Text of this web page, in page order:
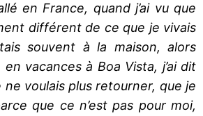
en France, quand j’ai vu que
différent de ce que je vivais
souvent à la maison, alors
vacances à Boa Vista, j’ai dit
ne voulais plus retourner, que je
que ce n’est pas pour moi,